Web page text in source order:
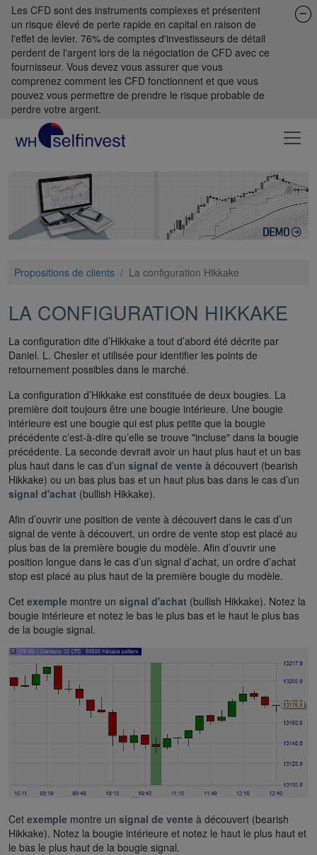
Les CFD sont des instruments complexes et présentent
un risque élevé de perte rapide en capital en raison de
l'effet de levier. 76% de comptes d'investisseurs de détail
perdent de l'argent lors de la négociation de CFD avec ce
fournisseur. Vous devez vous assurer que vous
comprenez comment les CFD fonctionnent et que vous
pouvez vous permettre de prendre le risque probable de
perdre votre argent.
Propositions de clients / La configuration Hikkake
LA CONFIGURATION HIKKAKE
La configuration dite d’Hikkake a tout d’abord été décrite par
Daniel. L. Chesler et utilisée pour identifier les points de
retournement possibles dans le marché.
La configuration d’Hikkake est constituée de deux bougies. La
première doit toujours être une bougie intérieure. Une bougie
intérieure est une bougie qui est plus petite que la bougie
précédente c’est-à-dire qu’elle se trouve "incluse" dans la bougie
précédente. La seconde devrait avoir un haut plus haut et un bas
plus haut dans le cas d’un signal de vente à découvert (bearish
Hikkake) ou un bas plus bas et un haut plus bas dans le cas d’un
signal d'achat (bullish Hikkake).
Afin d’ouvrir une position de vente à découvert dans le cas d’un
signal de vente à découvert, un ordre de vente stop est placé au
plus bas de la première bougie du modèle. Afin d’ouvrir une
position longue dans le cas d’un signal d’achat, un ordre d’achat
stop est placé au plus haut de la première bougie du modèle.
Cet exemple montre un signal d'achat (bullish Hikkake). Notez la
bougie intérieure et notez le bas le plus bas et le haut le plus bas
de la bougie signal.
Cet exemple montre un signal de vente à découvert (bearish
Hikkake). Notez la bougie intérieure et notez le haut le plus haut et
le bas le plus haut de la bougie signal.